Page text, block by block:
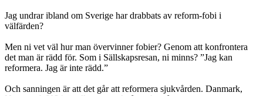
Jag undrar ibland om Sverige har drabbats av reform-fobi i
välfärden?
Men ni vet väl hur man övervinner fobier? Genom att konfrontera
det man är rädd för. Som i Sällskapsresan, ni minns? ”Jag kan
reformera. Jag är inte rädd.”
Och sanningen är att det går att reformera sjukvården. Danmark,